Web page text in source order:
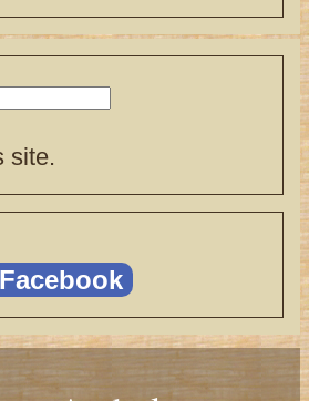
site.
Facebook